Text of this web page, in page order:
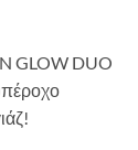
€.
GLOW DUO